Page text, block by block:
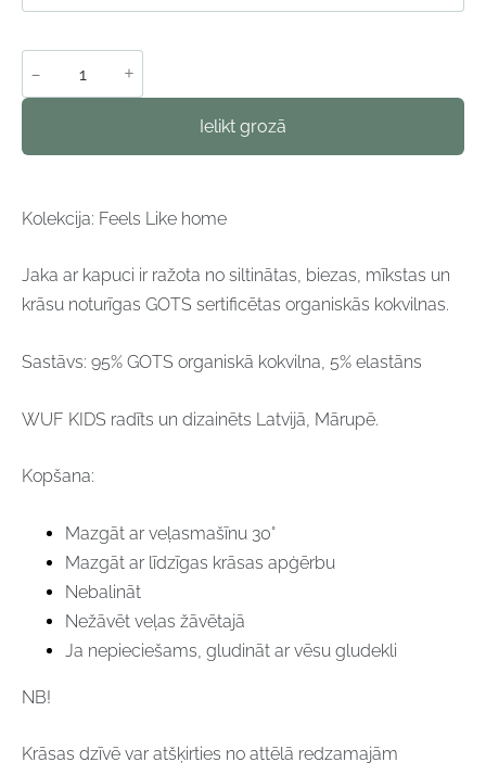
- +
Ielikt grozā
Kolekcija: Feels Like home
Jaka ar kapuci ir ražota no siltinātas, biezas, mīkstas un
krāsu noturīgas GOTS sertificētas organiskās kokvilnas.
Sastāvs: 95% GOTS organiskā kokvilna, 5% elastāns
WUF KIDS radīts un dizainēts Latvijā, Mārupē.
Kopšana:
Mazgāt ar veļasmašīnu 30°
Mazgāt ar līdzīgas krāsas apģērbu
Nebalināt
Nežāvēt veļas žāvētajā
Ja nepieciešams, gludināt ar vēsu gludekli
NB!
Krāsas dzīvē var atšķirties no attēlā redzamajām